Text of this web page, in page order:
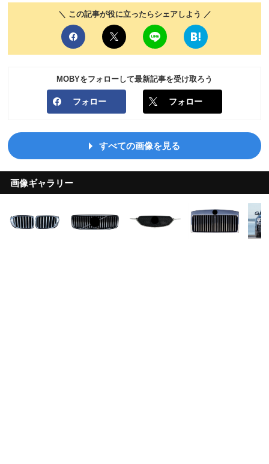
＼ この記事が役に立ったらシェアしよう ／
MOBYをフォローして最新記事を受け取ろう
フォロー フォロー
すべての画像を見る
画像ギャラリー